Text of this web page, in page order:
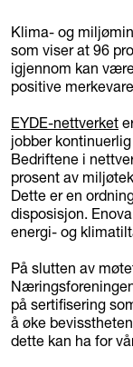
Klima- og
som viser at 96
igjennom kan
positive
EYDE-nettverket
jobber
Bedriftene i
prosent av
Dette er en
disposisjon.
energi- og
På slutten av
på sertifisering
å øke
dette kan ha for